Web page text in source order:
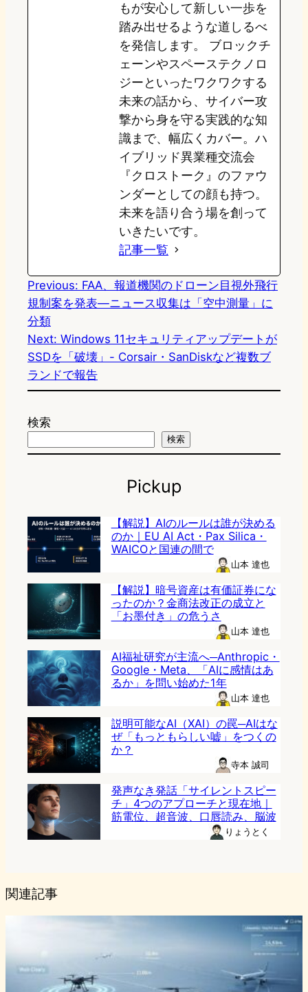
もが安心して新しい一歩を
踏み出せるような道しるべ
を発信します。 ブロックチ
ェーンやスペーステクノロ
ジーといったワクワクする
未来の話から、サイバー攻
撃から身を守る実践的な知
識まで、幅広くカバー。ハ
イブリッド異業種交流会
『クロストーク』のファウ
ンダーとしての顔も持つ。
未来を語り合う場を創って
いきたいです。
記事一覧
Previous: FAA、報道機関のドローン目視外飛行
規制案を発表—ニュース収集は「空中測量」に
分類
Next: Windows 11セキュリティアップデートが
SSDを「破壊」- Corsair・SanDiskなど複数ブ
ランドで報告
検索
検索
Pickup
【解説】AIのルールは誰が決める
のか｜EU AI Act・Pax Silica・
WAICOと国連の間で
山本 達也
【解説】暗号資産は有価証券にな
ったのか？金商法改正の成立と
「お墨付き」の危うさ
山本 達也
AI福祉研究が主流へ─Anthropic・
Google・Meta、「AIに感情はあ
るか」を問い始めた1年
山本 達也
説明可能なAI（XAI）の罠─AIはな
ぜ「もっともらしい嘘」をつくの
か？
寺本 誠司
発声なき発話「サイレントスピー
チ」4つのアプローチと現在地｜
筋電位、超音波、口唇読み、脳波
りょうとく
関連記事